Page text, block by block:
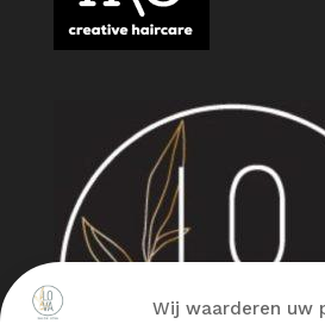
Wij waarderen uw